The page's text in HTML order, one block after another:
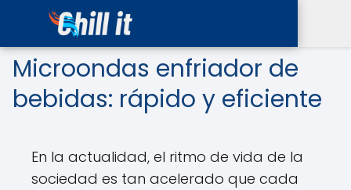
Microondas enfriador de
bebidas: rápido y eficiente
En la actualidad, el ritmo de vida de la
sociedad es tan acelerado que cada